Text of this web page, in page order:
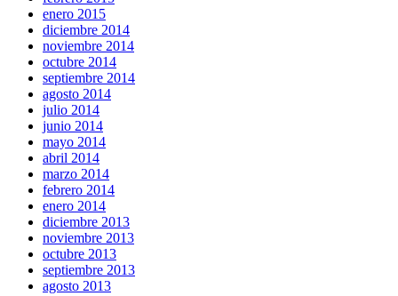
enero 2015
diciembre 2014
noviembre 2014
octubre 2014
septiembre 2014
agosto 2014
julio 2014
junio 2014
mayo 2014
abril 2014
marzo 2014
febrero 2014
enero 2014
diciembre 2013
noviembre 2013
octubre 2013
septiembre 2013
agosto 2013